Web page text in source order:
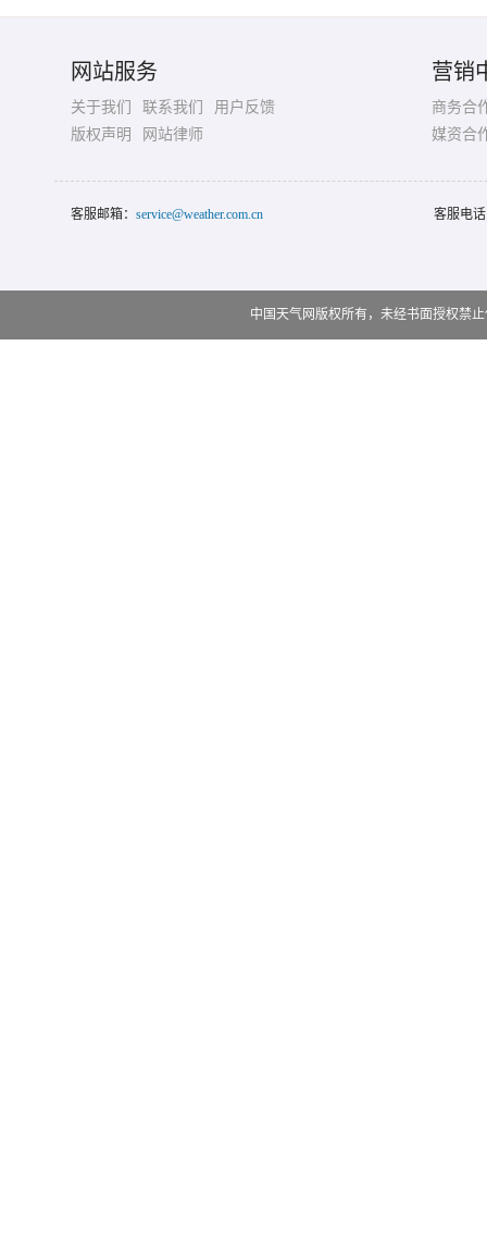
网站服务
关于我们 联系我们
用户反馈
版权声明
网站律师
营销
商务合
媒资合
客服邮箱： service@weather.com.cn 客服电
中国天气网版权所有，未经书面授权